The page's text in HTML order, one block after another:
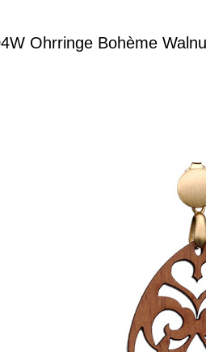
Ohrringe Bohème